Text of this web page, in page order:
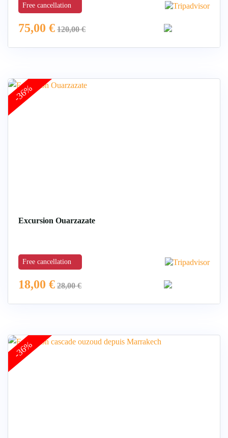
Free cancellation
75,00 € 120,00€
-36%
Excursion Ouarzazate
Free cancellation
18,00 € 28,00€
-36%